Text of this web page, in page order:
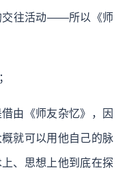
交往活动——所以《师
由《师友杂忆》，因
就可以用他自己的脉
、思想上他到底在探